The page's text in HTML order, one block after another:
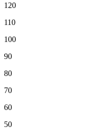
120
110
100
90
80
70
60
50